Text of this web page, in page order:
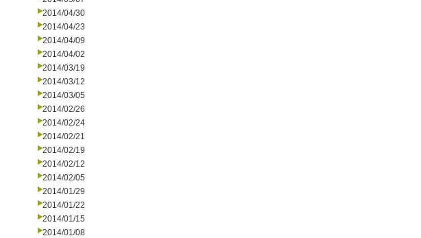
2014/04/30
2014/04/23
2014/04/09
2014/04/02
2014/03/19
2014/03/12
2014/03/05
2014/02/26
2014/02/24
2014/02/21
2014/02/19
2014/02/12
2014/02/05
2014/01/29
2014/01/22
2014/01/15
2014/01/08